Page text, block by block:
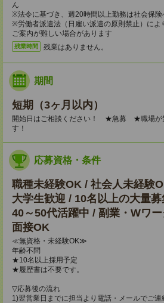
ん
※法令に基づき、週20時間以上勤務は社会保
※労働者派遣法（日雇い派遣の原則禁止）によ
ご案内が難しい場合があります
残業時間 残業はありません。
期間
短期（3ヶ月以内）
開始日はご相談ください！ ★急募 ★職場が
す！
応募資格・条件
職種未経験OK / 社会人未経験
大学生歓迎 / 10名以上の大量
40～50代活躍中 / 副業・Wワ
面接OK
≪無資格・未経験OK≫
年齢不問
★10名以上採用予定
★履歴書は不要です。
▽応募後の流れ
1)翌営業日までに担当より電話・メールでご連